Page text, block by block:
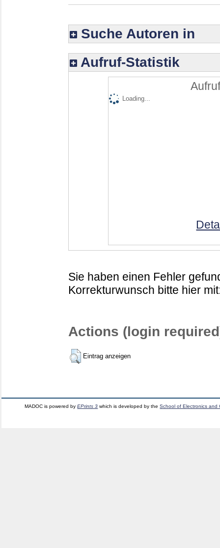
Suche Autoren in
Aufruf-Statistik
Loading...
Sie haben einen Fehler
Korrekturwunsch bitte hier
Actions (login
Eintrag anzeigen
MADOC is powered byEPrints 3 which is developed by theSchool of Electronics and